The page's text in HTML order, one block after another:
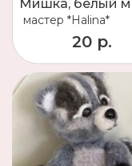
мастер *Halina*
20 р.